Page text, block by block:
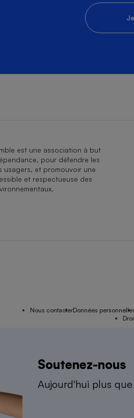
Soutenez-nous
Aujourd'hui plus
est une association à but
pour défendre les
usagers, et promouvoir une
et respectueuse des
Nous contacterDonnées